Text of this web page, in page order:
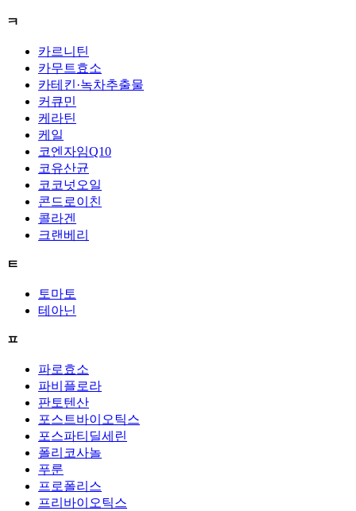
ㅋ
카르니틴
카무트효소
카테킨·녹차추출물
커큐민
케라틴
케일
코엔자임Q10
코유산균
코코넛오일
콘드로이친
콜라겐
크랜베리
ㅌ
토마토
테아닌
ㅍ
파로효소
파비플로라
판토텐산
포스트바이오틱스
포스파티딜세린
폴리코사놀
푸룬
프로폴리스
프리바이오틱스